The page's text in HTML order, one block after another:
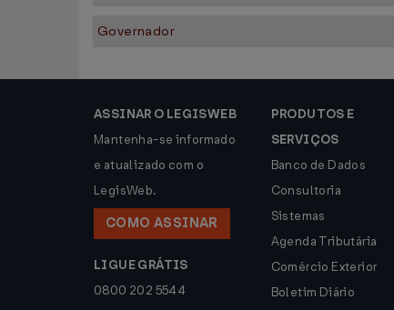
Governador
ASSINAR O LEGISWEB
Mantenha-se informado
e atualizado com o
LegisWeb.
COMO ASSINAR
LIGUE GRÁTIS
0800 202 5544
PRODUTOS E
SERVIÇOS
Banco de Dados
Consultoria
Sistemas
Agenda Tributária
Comércio Exterior
Boletim Diário